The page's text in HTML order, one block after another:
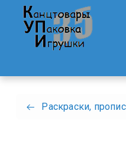
Раскраски,